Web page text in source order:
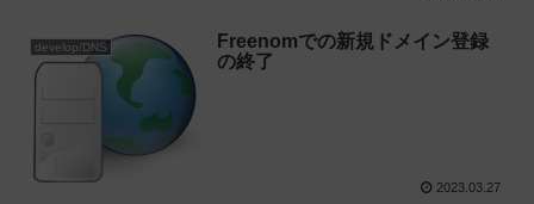
develop/DNS
Freenomでの新規ドメイン登録
の終了
2023.03.27